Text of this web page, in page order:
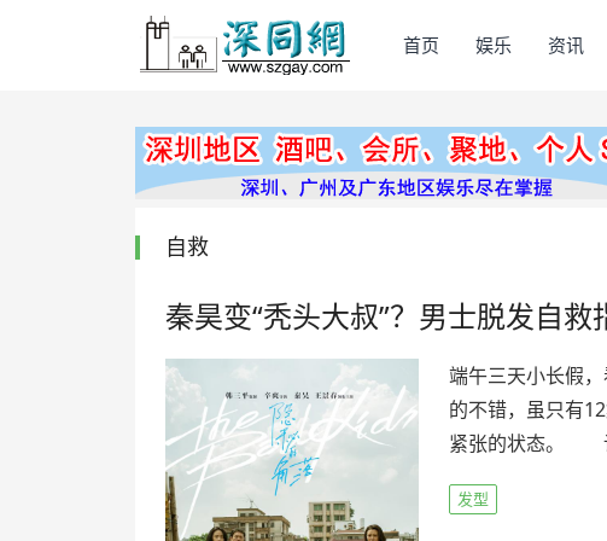
首页 娱乐 资讯
自救
秦昊变“秃头大叔”？男士脱发自
端午三天小长假
的不错，虽只有
紧张的状态。
发型